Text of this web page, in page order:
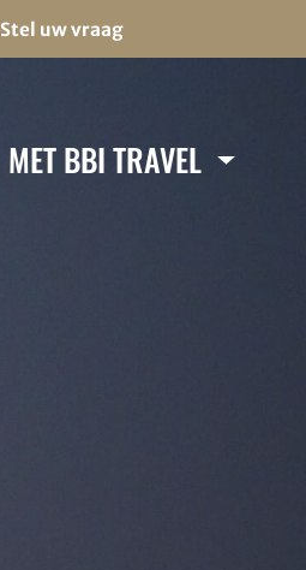
Stel uw vraag
MET BBI TRAVEL